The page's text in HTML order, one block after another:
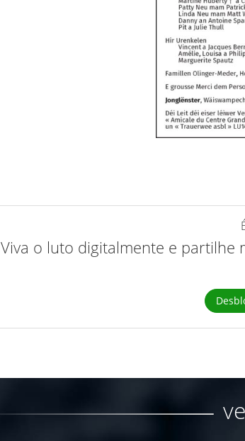
Viva o luto digitalmente e partilhe